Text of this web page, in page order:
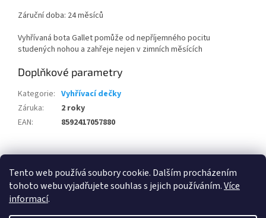
Tento web používá soubory cookie. Dalším procházením
tohoto webu vyjadřujete souhlas s jejich používáním.Více
informací.
Záruční doba: 24 měsíců
Vyhřívaná bota Gallet pomůže od nepříjemného pocitu
studených nohou a zahřeje nejen v zimních měsících
Doplňkové parametry
Kategorie: Vyhřívací dečky
Záruka:
2 roky
EAN: 8592417057880
Z
100 % zákazníků Heureka.cz nás doporučuje! Zboží.cz Firmy.cz